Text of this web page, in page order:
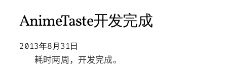
AnimeTaste开发完成
2013年8月31日
耗时两周，开发完成。